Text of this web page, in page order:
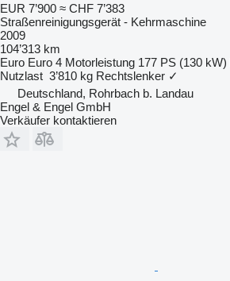
EUR 7’900 ≈ CHF 7’383
Straßenreinigungsgerät - Kehrmaschine
2009
104’313 km
Euro Euro 4 Motorleistung 177 PS (130 kW)
Nutzlast 3’810 kg Rechtslenker ✓
Deutschland, Rohrbach b. Landau
Engel & Engel GmbH
Verkäufer kontaktieren